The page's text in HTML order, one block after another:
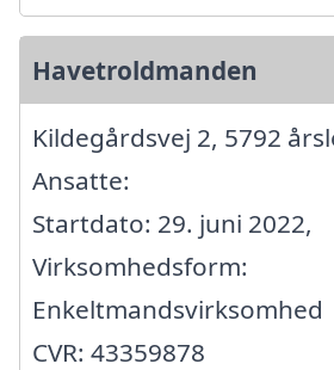
Havetroldmanden
Kildegårdsvej 2, 5792
Ansatte:
Startdato: 29. juni 2022,
Virksomhedsform:
Enkeltmandsvirksomhed
CVR: 43359878